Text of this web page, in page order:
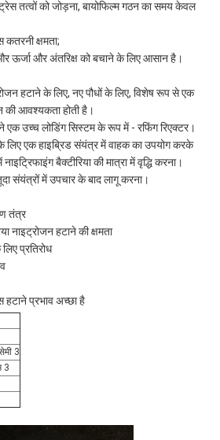
तत्वों को जोड़ना, बायोफिल्म गठन का समय केवल
क्षमता;
ऊर्जा और अंतरिक्ष को बचाने के लिए आसान है।
हटाने के लिए, नए पौधों के लिए, विशेष रूप से एक
आवश्यकता होती है।
एक उच्च लोडिंग सिस्टम के रूप में - रफिंग रिएक्टर।
लिए एक हाइब्रिड संयंत्र में वाहक का उपयोग करके
बैक्टीरिया की मात्रा में वृद्धि करना।
संयंत्रों में उपचार के बाद लागू करना।
तंत्र
नाइट्रोजन हटाने की क्षमता
प्रतिरोध
प्रभाव अच्छा है
3
3